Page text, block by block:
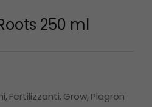
250 ml
Fertilizzanti Grow Plagron